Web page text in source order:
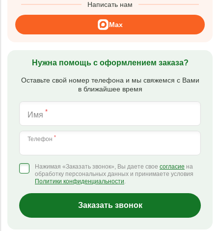
Написать нам
Max
Нужна помощь с оформлением заказа?
Оставьте свой номер телефона и мы свяжемся с Вами
в ближайшее время
Имя *
Телефон *
Нажимая «Заказать звонок», Вы даете свое согласие на
обработку персональных данных и принимаете условия
Политики конфиденциальности.
Заказать звонок